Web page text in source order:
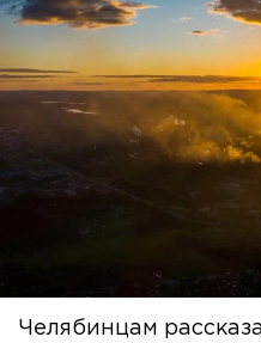
Челябинцам